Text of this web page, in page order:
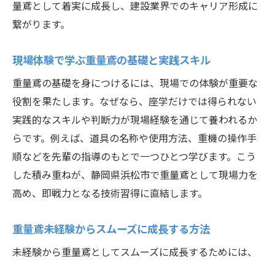
量鳶として着実に成長し、建設業界でのキャリア形成に
繋がります。
現場体験で学ぶ重量鳶の基礎と実践スキル
重量鳶の基礎を身につけるには、現場での体験が重要な
役割を果たします。なぜなら、座学だけでは得られない
実践的なスキルや判断力が現場経験を通じて養われるか
らです。例えば、道具の名称や使用方法、重機の操作手
順などを先輩の指導のもとで一つひとつ学びます。こう
した積み重ねが、静岡県浜松市で重量鳶として現場力を
高め、即戦力となる技術習得に直結します。
重量鳶未経験からスムーズに成長する方法
未経験から重量鳶としてスムーズに成長するためには、